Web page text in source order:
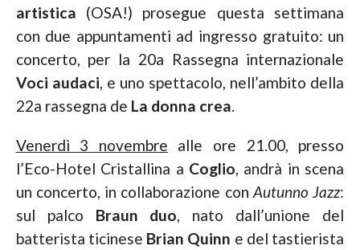
artistica (OSA!) prosegue questa settimana
con due appuntamenti ad ingresso gratuito: un
concerto, per la 20a Rassegna internazionale
Voci audaci, e uno spettacolo, nell’ambito della
22a rassegna de La donna crea.
Venerdì 3 novembre alle ore 21.00, presso
l’Eco-Hotel Cristallina a Coglio, andrà in scena
un concerto, in collaborazione conAutunno Jazz:
sul palco Braun duo, nato dall’unione del
batterista ticinese Brian Quinn e del tastierista